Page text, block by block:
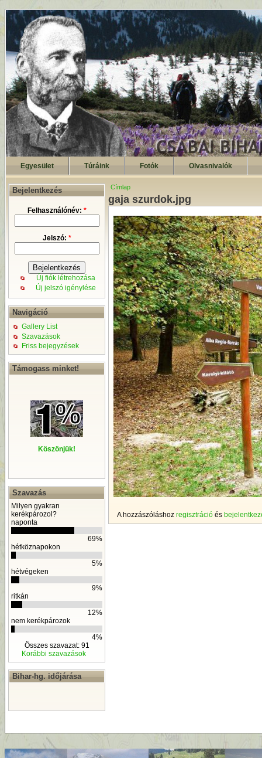
Egyesület Túráink Fotók Olvasnivalók
Bejelentkezés
Felhasználónév: *
Jelszó: *
Új fiók létrehozása
Új jelszó igénylése
Navigáció
Gallery List
Szavazások
Friss bejegyzések
Támogass minket!
Köszönjük!
Szavazás
Milyen gyakran
kerékpározol?
naponta
69%
hétköznapokon
5%
hétvégeken
9%
ritkán
12%
nem kerékpározok
4%
Összes szavazat: 91
Korábbi szavazások
Bihar-hg. időjárása
Címlap
gaja szurdok.jpg
A hozzászóláshoz regisztráció és